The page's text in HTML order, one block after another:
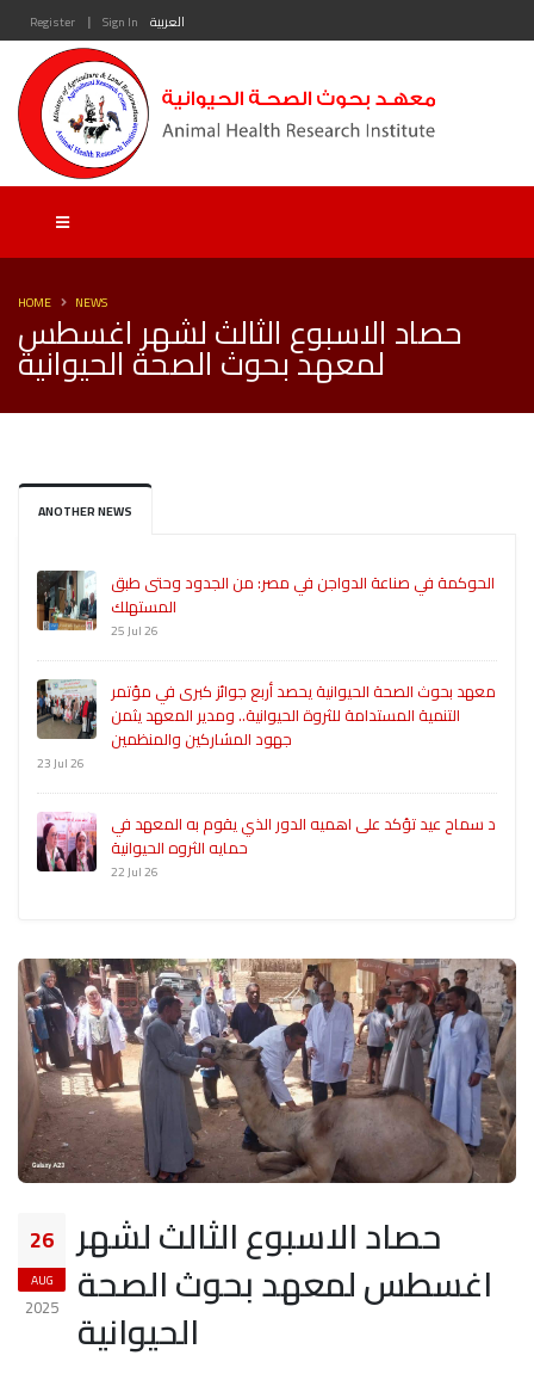
Register | Sign In العربية
حصاد الاسبوع الثالث لشهر اغسطس
لمعهد بحوث الصحة الحيوانية
HOME NEWS
ANOTHER NEWS
الحوكمة في صناعة الدواجن في مصر: من الجدود وحتى طبق
المستهلك
25 Jul 26
معهد بحوث الصحة الحيوانية يحصد أربع جوائز كبرى في مؤتمر
التنمية المستدامة للثروة الحيوانية.. ومدير المعهد يثمن
جهود المشاركين والمنظمين
23 Jul 26
د سماح عيد تؤكد على اهميه الدور الذي يقوم به المعهد في
حمايه الثروه الحيوانية
22 Jul 26
26
AUG
2025
حصاد الاسبوع الثالث لشهر
اغسطس لمعهد بحوث الصحة
الحيوانية